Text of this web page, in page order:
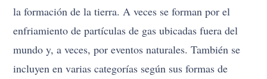
la formación de la tierra. A veces se forman por el
enfriamiento de partículas de gas ubicadas fuera del
mundo y, a veces, por eventos naturales. También se
incluyen en varias categorías según sus formas de